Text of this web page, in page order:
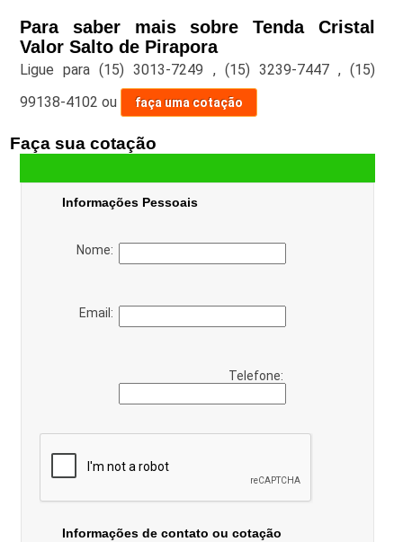
Para saber mais sobre Tenda Cristal
Valor Salto de Pirapora
Ligue para(15) 3013-7249 , (15) 3239-7447 ,(15)
99138-4102 ou faça uma cotação
Faça sua cotação
Informações Pessoais
Nome:
Email:
Telefone:
Informações de contato ou cotação